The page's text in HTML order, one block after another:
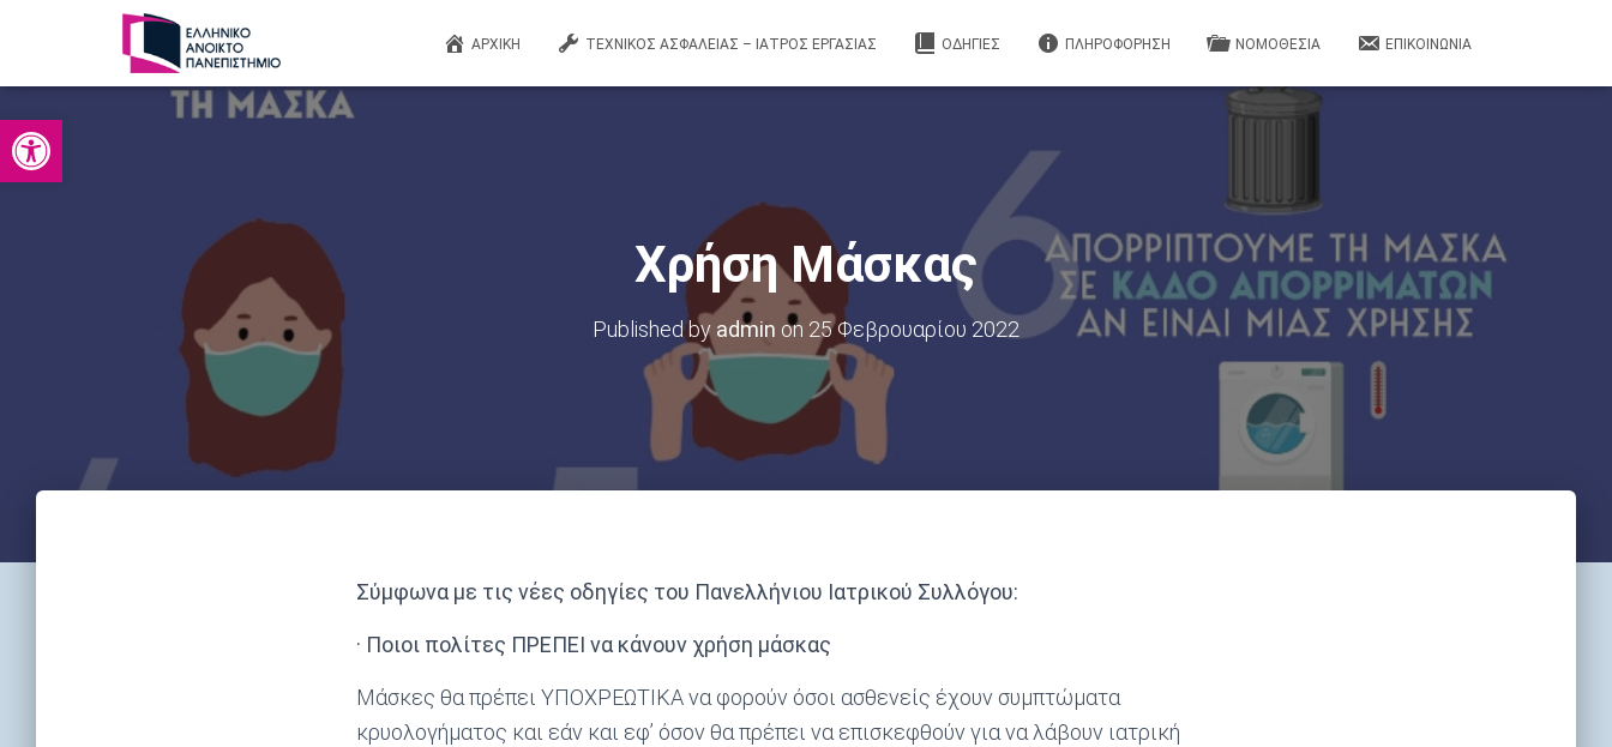
Ανοίξτε τη γραμμή εργαλείων
ΑΡΧΙΚΉ ΤΕΧΝΙΚΟΣ ΑΣΦΑΛΕΙΑΣ – ΙΑΤΡΟΣ ΕΡΓΑΣΙΑΣ ΟΔΗΓΙΕΣ ΠΛΗΡΟΦΟΡΗΣΗ ΝΟΜΟΘΕΣΙΑ ΕΠΙΚΟΙΝΩΝΙΑ
Χρήση Μάσκας
Published by admin on 25 Φεβρουαρίου 2022
Σύμφωνα με τις νέες οδηγίες του Πανελλήνιου Ιατρικού Συλλόγου:
· Ποιοι πολίτες ΠΡΕΠΕΙ να κάνουν χρήση μάσκας
Μάσκες θα πρέπει ΥΠΟΧΡΕΩΤΙΚΑ να φορούν όσοι ασθενείς έχουν συμπτώματα
κρυολογήματος και εάν και εφ’ όσον θα πρέπει να επισκεφθούν για να λάβουν ιατρική